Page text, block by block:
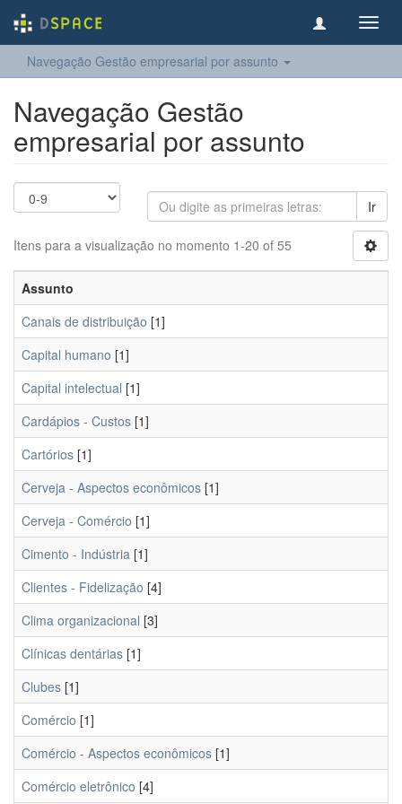
Navegação Gestão empresarial por assunto
Navegação Gestão
empresarial por assunto
Ir
Itens para a visualização no momento 1-20 of 55
Assunto
Canais de distribuição [1]
Capital humano [1]
Capital intelectual [1]
Cardápios - Custos [1]
Cartórios [1]
Cerveja - Aspectos econômicos [1]
Cerveja - Comércio [1]
Cimento - Indústria [1]
Clientes - Fidelização [4]
Clima organizacional [3]
Clínicas dentárias [1]
Clubes [1]
Comércio [1]
Comércio - Aspectos econômicos [1]
Comércio eletrônico [4]